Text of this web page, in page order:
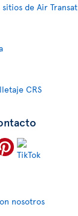
de Air Transat
CRS
nosotros